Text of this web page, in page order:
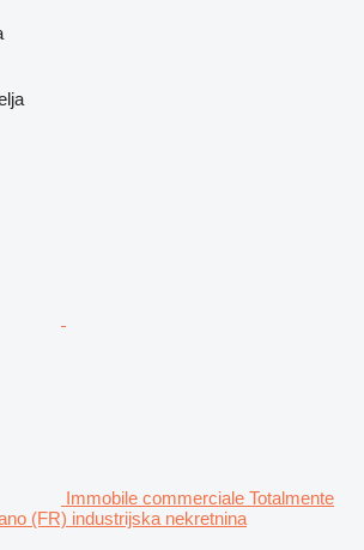
Immobile commerciale Totalmente
(FR) industrijska nekretnina